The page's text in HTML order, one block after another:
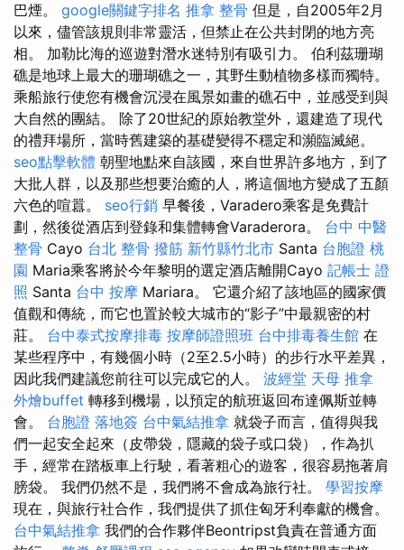
巴煙。 google關鍵字排名 推拿 整骨 但是，自2005年2月
以來，儘管該規則非常靈活，但禁止在公共封閉的地方亮
相。 加勒比海的巡遊對潛水迷特別有吸引力。 伯利茲珊瑚
礁是地球上最大的珊瑚礁之一，其野生動植物多樣而獨特。
乘船旅行使您有機會沉浸在風景如畫的礁石中，並感受到與
大自然的團結。 除了20世紀的原始教堂外，還建造了現代
的禮拜場所，當時舊建築的基礎變得不穩定和瀕臨滅絕。
seo點擊軟體 朝聖地點來自該國，來自世界許多地方，到了
大批人群，以及那些想要治癒的人，將這個地方變成了五顏
六色的喧囂。 seo行銷 早餐後，Varadero乘客是免費計
劃，然後從酒店到登錄和集體轉會Varaderora。 台中 中醫
整骨 Cayo 台北 整骨 撥筋 新竹縣竹北市 Santa 台胞證 桃
園 Maria乘客將於今年黎明的選定酒店離開Cayo 記帳士 證
照 Santa 台中 按摩 Mariara。 它還介紹了該地區的國家價
值觀和傳統，而它也置於較大城市的“影子”中最親密的村
莊。 台中泰式按摩排毒 按摩師證照班 台中排毒養生館 在
某些程序中，有幾個小時（2至2.5小時）的步行水平差異，
因此我們建議您前往可以完成它的人。 波經堂 天母 推拿
外燴buffet 轉移到機場，以預定的航班返回布達佩斯並轉
會。 台胞證 落地簽 台中氣結推拿 就袋子而言，值得與我
們一起安全起來（皮帶袋，隱藏的袋子或口袋），作為扒
手，經常在踏板車上行駛，看著粗心的遊客，很容易拖著肩
膀袋。 我們仍然不是，我們將不會成為旅行社。 學習按摩
現在，與旅行社合作，我們提供了抓住匈牙利奉獻的機會。
台中氣結推拿 我們的合作夥伴Beontripst負責在普通方面